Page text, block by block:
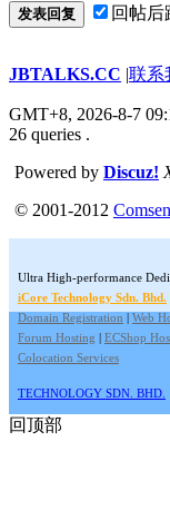
发表回复 回帖后
JBTALKS.CC |联系
GMT+8, 2026-8-7
26 queries .
Powered by Discuz!
© 2001-2012
Ultra High-performance
iCore Technology Sdn. Bhd.
Domain Registration | Web
Forum Hosting | ECShop
Colocation Services
TECHNOLOGY SDN. BHD.
回顶部